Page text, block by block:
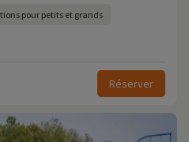
pour petits et grands
Réserver